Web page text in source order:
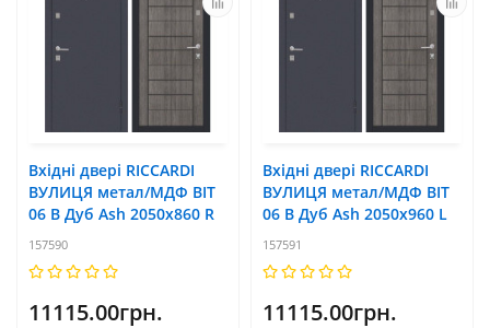
Вхідні двері RICCARDI
ВУЛИЦЯ метал/МДФ BIT
06 B Дуб Ash 2050х860 R
157590
11115.00грн.
Вхідні двері RICCARDI
ВУЛИЦЯ метал/МДФ BIT
06 B Дуб Ash 2050х960 L
157591
11115.00грн.